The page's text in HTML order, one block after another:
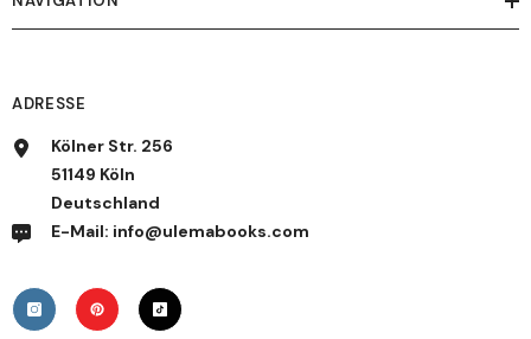
ADRESSE
Kölner Str. 256
51149 Köln
Deutschland
E-Mail: info@ulemabooks.com